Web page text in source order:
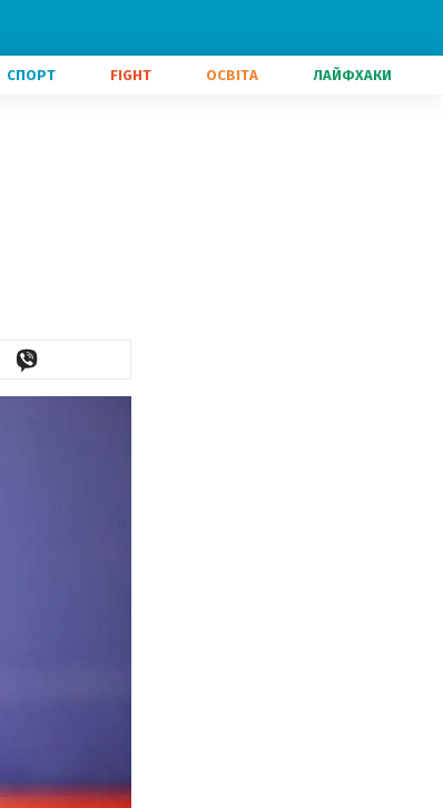
СПОРТ FIGHT ОСВІТА ЛАЙФХАКИ